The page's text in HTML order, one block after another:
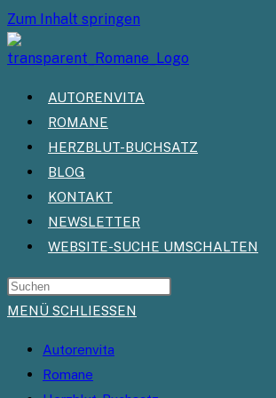
Zum Inhalt springen
AUTORENVITA
ROMANE
HERZBLUT-BUCHSATZ
BLOG
KONTAKT
NEWSLETTER
WEBSITE-SUCHE UMSCHALTEN
MENÜ SCHLIESSEN
Autorenvita
Romane